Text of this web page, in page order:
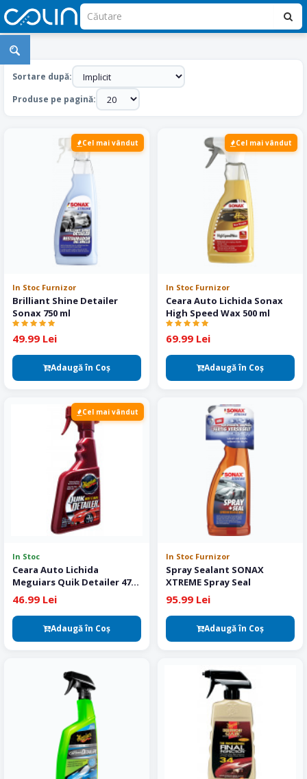
Quick
Detailer
Spray
Sortare după:
Produse pe pagină:
Cel mai vândut
In Stoc Furnizor
Brilliant Shine Detailer
Sonax 750 ml
49.99 Lei
Adaugă în Coş
Cel mai vândut
In Stoc Furnizor
Ceara Auto Lichida Sonax
High Speed Wax 500 ml
69.99 Lei
Adaugă în Coş
Cel mai vândut
In Stoc
Ceara Auto Lichida
Meguiars Quik Detailer 473
ml
46.99 Lei
Adaugă în Coş
In Stoc Furnizor
Spray Sealant SONAX
XTREME Spray Seal
95.99 Lei
Adaugă în Coş